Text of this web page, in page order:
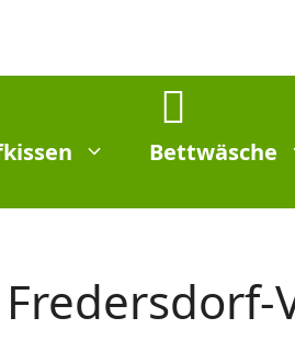
Bettwäsche